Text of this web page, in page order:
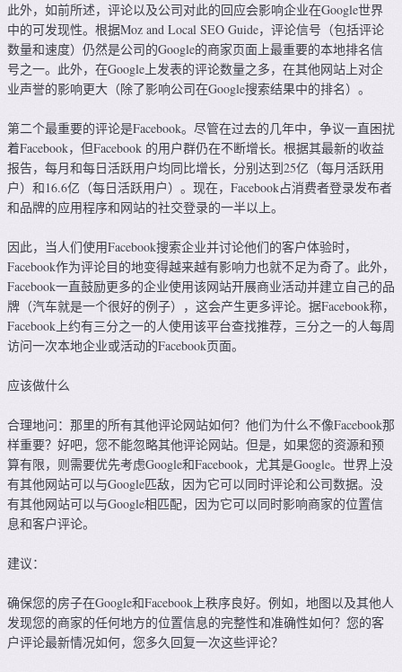
此外，如前所述，评论以及公司对此的回应会影响企业在Google世界
中的可发现性。根据Moz and Local SEO Guide，评论信号（包括评论
数量和速度）仍然是公司的Google的商家页面上最重要的本地排名信
号之一。此外，在Google上发表的评论数量之多，在其他网站上对企
业声誉的影响更大（除了影响公司在Google搜索结果中的排名）。
第二个最重要的评论是Facebook。尽管在过去的几年中，争议一直困扰
着Facebook，但Facebook 的用户群仍在不断增长。根据其最新的收益
报告，每月和每日活跃用户均同比增长，分别达到25亿（每月活跃用
户）和16.6亿（每日活跃用户）。现在，Facebook占消费者登录发布者
和品牌的应用程序和网站的社交登录的一半以上。
因此，当人们使用Facebook搜索企业并讨论他们的客户体验时，
Facebook作为评论目的地变得越来越有影响力也就不足为奇了。此外，
Facebook一直鼓励更多的企业使用该网站开展商业活动并建立自己的品
牌（汽车就是一个很好的例子），这会产生更多评论。据Facebook称，
Facebook上约有三分之一的人使用该平台查找推荐，三分之一的人每周
访问一次本地企业或活动的Facebook页面。
应该做什么
合理地问：那里的所有其他评论网站如何？他们为什么不像Facebook那
样重要？好吧，您不能忽略其他评论网站。但是，如果您的资源和预
算有限，则需要优先考虑Google和Facebook，尤其是Google。世界上没
有其他网站可以与Google匹敌，因为它可以同时评论和公司数据。没
有其他网站可以与Google相匹配，因为它可以同时影响商家的位置信
息和客户评论。
建议：
确保您的房子在Google和Facebook上秩序良好。例如，地图以及其他人
发现您的商家的任何地方的位置信息的完整性和准确性如何？您的客
户评论最新情况如何，您多久回复一次这些评论？